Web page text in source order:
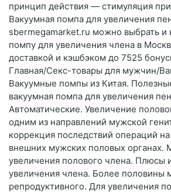
принцип действия — стимуляция
Вакуумная помпа для увеличения
sbermegamarket.ru можно выбрать и
помпу для увеличения члена в
доставкой и кэшбэком до 7525
Главная/Секс-товары для мужчин/
Вакуумные помпы из Китая.
вакуумная помпа для увеличения
Автоматические. Увеличение
одним из направлений мужской
коррекция последствий операций
внешних мужских половых органах.
увеличения полового члена. Плюсы
увеличения члена. Более половины
репродуктивного. Для увеличения